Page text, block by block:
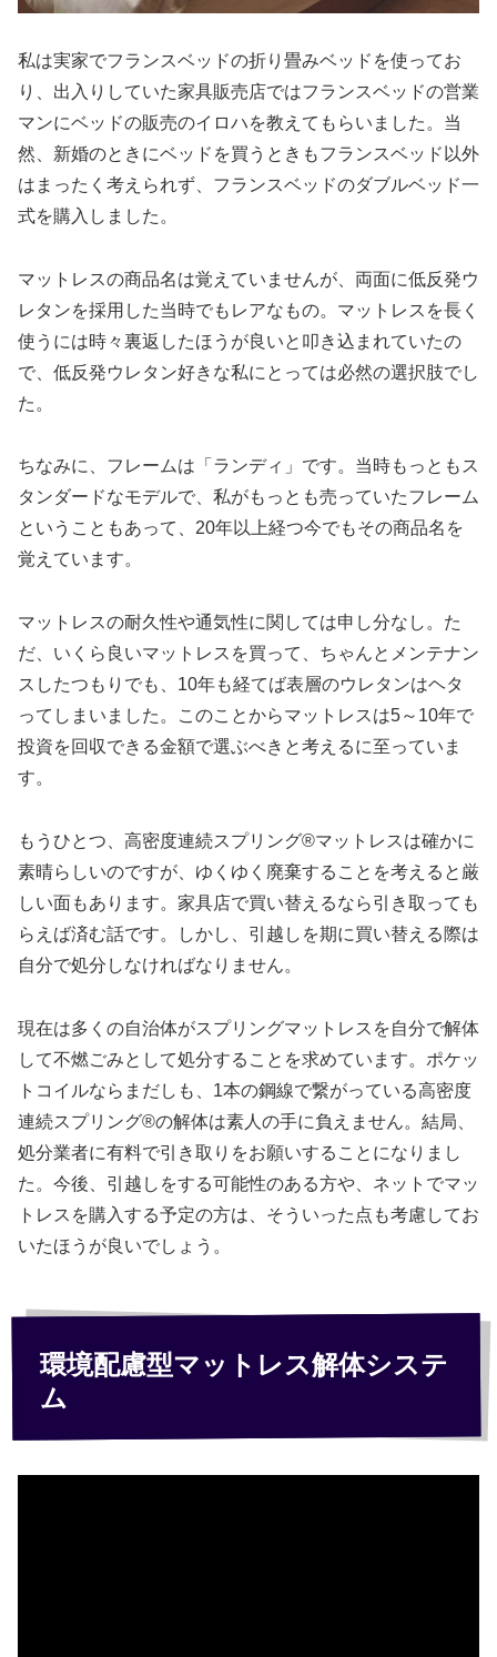
私は実家でフランスベッドの折り畳みベッドを使ってお
り、出入りしていた家具販売店ではフランスベッドの営業
マンにベッドの販売のイロハを教えてもらいました。当
然、新婚のときにベッドを買うときもフランスベッド以外
はまったく考えられず、フランスベッドのダブルベッド一
式を購入しました。
マットレスの商品名は覚えていませんが、両面に低反発ウ
レタンを採用した当時でもレアなもの。マットレスを長く
使うには時々裏返したほうが良いと叩き込まれていたの
で、低反発ウレタン好きな私にとっては必然の選択肢でし
た。
ちなみに、フレームは「ランディ」です。当時もっともス
タンダードなモデルで、私がもっとも売っていたフレーム
ということもあって、20年以上経つ今でもその商品名を
覚えています。
マットレスの耐久性や通気性に関しては申し分なし。た
だ、いくら良いマットレスを買って、ちゃんとメンテナン
スしたつもりでも、10年も経てば表層のウレタンはヘタ
ってしまいました。このことからマットレスは5～10年で
投資を回収できる金額で選ぶべきと考えるに至っていま
す。
もうひとつ、高密度連続スプリング®マットレスは確かに
素晴らしいのですが、ゆくゆく廃棄することを考えると厳
しい面もあります。家具店で買い替えるなら引き取っても
らえば済む話です。しかし、引越しを期に買い替える際は
自分で処分しなければなりません。
現在は多くの自治体がスプリングマットレスを自分で解体
して不燃ごみとして処分することを求めています。ポケッ
トコイルならまだしも、1本の鋼線で繋がっている高密度
連続スプリング®の解体は素人の手に負えません。結局、
処分業者に有料で引き取りをお願いすることになりまし
た。今後、引越しをする可能性のある方や、ネットでマッ
トレスを購入する予定の方は、そういった点も考慮してお
いたほうが良いでしょう。
環境配慮型マットレス解体システ
ム